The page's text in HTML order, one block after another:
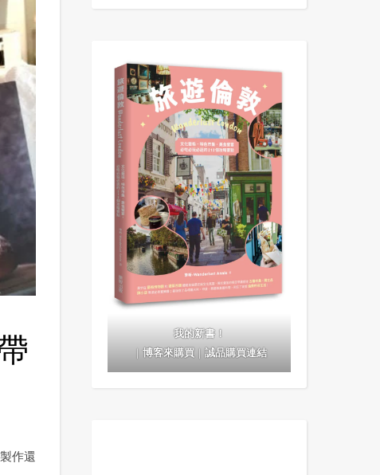
作還
我的新書！
｜博客來購買｜誠品購買連結